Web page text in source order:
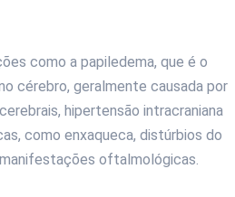
como a papiledema, que é o
cérebro, geralmente causada por
hipertensão intracraniana
como enxaqueca, distúrbios do
oftalmológicas.